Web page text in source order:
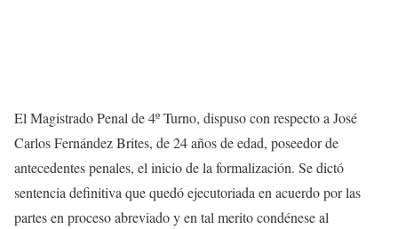
El Magistrado Penal de 4º Turno, dispuso con respecto a José
Carlos Fernández Brites, de 24 años de edad, poseedor de
antecedentes penales, el inicio de la formalización. Se dictó
sentencia definitiva que quedó ejecutoriada en acuerdo por las
partes en proceso abreviado y en tal merito condénese al